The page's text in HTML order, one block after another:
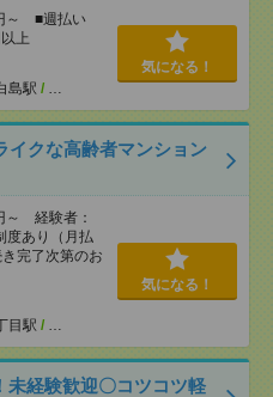
～ ■週払い
上
島駅 / …
気になる！
イクな高齢者マンション
～ 経験者：
あり（月払
完了次第のお
目駅 / …
気になる！
経験歓迎〇コツコツ軽